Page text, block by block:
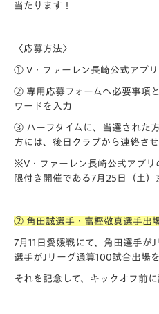
当たります！
〈応募方法〉
① V・ファーレン長崎公式アプリ
② 専用応募フォームへ必要事項
ワードを入力
③ ハーフタイムに、当選された
方には、後日クラブから連絡さ
※V・ファーレン長崎公式アプリ
限付き開催である7月25日（土）
② 角田誠選手・富樫敬真選手出
7月11日愛媛戦にて、角田選手が
選手がJリーグ通算100試合出場
それを記念して、キックオフ前